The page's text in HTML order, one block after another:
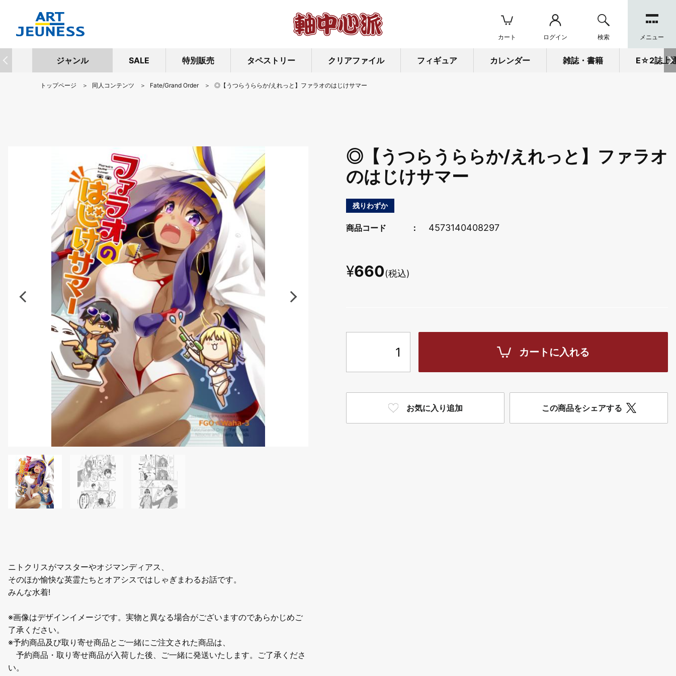
カート ログイン 検索 メニュー
ジャンル SALE 特別販売 タペストリー クリアファイル フィギュア カレンダー 雑誌・書籍 E☆2誌上
トップページ 同人コンテンツ Fate/Grand Order ◎【うつらうららか/えれっと】ファラオのはじけサマー
◎【うつらうららか/えれっと】ファラオ
のはじけサマー
残りわずか
商品コード 4573140408297
¥660(税込)
カートに入れる
お気に入り追加 この商品をシェアする
ニトクリスがマスターやオジマンディアス、
そのほか愉快な英霊たちとオアシスではしゃぎまわるお話です。
みんな水着!
※画像はデザインイメージです。実物と異なる場合がございますのであらかじめご
了承ください。
※予約商品及び取り寄せ商品とご一緒にご注文された商品は、
予約商品・取り寄せ商品が入荷した後、ご一緒に発送いたします。ご了承くださ
い。